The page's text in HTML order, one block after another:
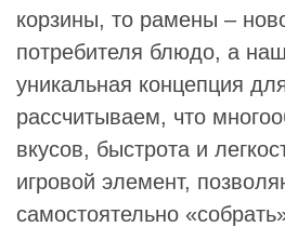
корзины, то рамены –
потребителя блюдо, а
уникальная концепция
рассчитываем, что
вкусов, быстрота и
игровой элемент,
самостоятельно